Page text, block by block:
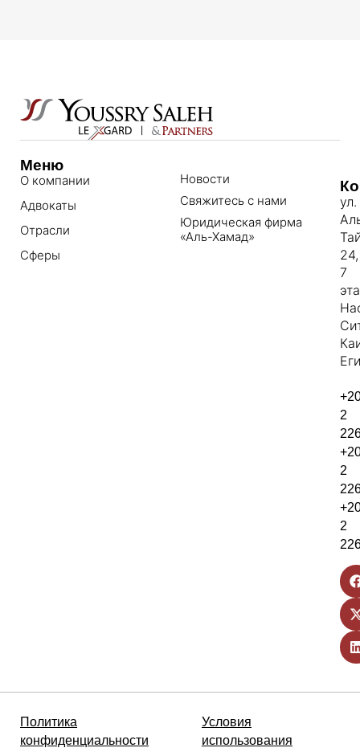
Меню
О компании
Адвокаты
Отрасли
Сферы
Новости
Свяжитесь с нами
Юридическая фирма
«Аль-Хамад»
ул.
24,
7
2
2
2
Политика
конфиденциальности
Условия
использования